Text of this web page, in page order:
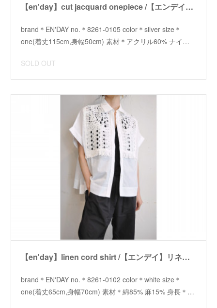
【en'day】cut jacquard onepiece /【エンデイ】カットジャガードワンピース
brand＊EN'DAY no.＊8261-0105 color＊silver size＊
one(着丈115cm,身幅50cm) 素材＊アクリル60% ナイ…
SOLD OUT
【en'day】linen cord shirt /【エンデイ】リネンコードシャツ
brand＊EN'DAY no.＊8261-0102 color＊white size＊
one(着丈65cm,身幅70cm) 素材＊綿85% 麻15% 身長＊…